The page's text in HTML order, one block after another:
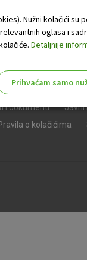
i dokumenti Javni
o kolačićima
Nužni kolačići
oglasa i
Detaljnije
Prihvaćam samo